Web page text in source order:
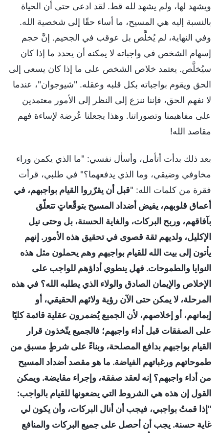
ويشهد لها، ولم يشهد لله قط. لقد ادعى حتى أن الحياة
بالنسبة إليه هي المسيح، ما أساء حقًا إلى شخصية الله.
وفي النهاية، لم يُخلَّص بل عوقب في الجحيم. إنَّ حجم
إسهام الشخص في واجباته لا يمكنه أن يحدد ما إذا كان
سيُخلَّص. يعتمد خلاص الشخص على ما إذا كان يسعى إلى
الحق ويقوم بواجباته بكل قلبه وعقله. "شيوجوان"، عندما
لا نفهم الحق، فإننا ننزع إلى النظر إلى الأمور معتمدين
على مفاهيمنا وتصوراتنا. وهذا يجعلنا عُرضة لإساءة فهم
مقاصد الله!
بعد ذلك بدأت أتأمل، وأسأل نفسي: "ما الذي يكمن وراء
مخاوفي وضيقي، وما الذي يدفعهما؟" في طلبي، قرأت
فقرة من كلمات الله: "قبل أن يقرّروا القيام بواجبهم، في
أعماق قلوبهم، يفيض أضداد المسيح بتوقّعاتٍ تتعلّق
بآفاقهم، وربح البركات، والغاية الحسنة، بل وحتى نيل
الإكليل، ولديهم ثقة قصوى في تحقيق هذه الأمور. إنهم
يأتون إلى بيت الله للقيام بواجبهم وهم يحملون مثل هذه
النوايا والطموحات. فهل ينطوي أداؤهم للواجب على
الإخلاص والإيمان الصادق والولاء الذي يطلبه الله؟ في هذه
المرحلة، لا يمكن حتى الآن رؤية ولائهم الحقيقي، أو
إيمانهم، أو إخلاصهم، لأن الجميع يُضمرون عقلية قائمة كليًا
على الصفقات قبل أداء واجبهم؛ فالجميع يتّخذون قرار
القيام بواجبهم بدافع المصلحة، وبناءً على شرطٍ مسبق من
طموحاتهم ورغباتهم الفياضة. ما هو مقصد أضداد المسيح
من أداء واجبهم؟ إنه لعقد صفقة، وإجراء مقايضة. ويمكن
القول إن هذه هي الشروط التي يضعونها للقيام بالواجب:
"إذا قمتُ بواجبي، فيجب أن أنال البركات، وأن يكون لي
غاية حسنة. يجب أن أحصل على جميع البركات والمنافع